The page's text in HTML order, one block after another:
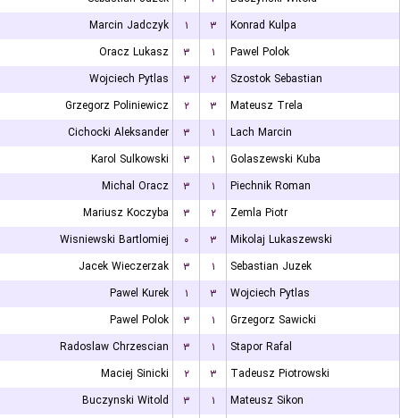
Marcin Jadczyk
۱ ۳
Konrad Kulpa
Oracz Lukasz
۳ ۱
Pawel Polok
Wojciech Pytlas
۳ ۲
Szostok Sebastian
Grzegorz Poliniewicz
۲ ۳
Mateusz Trela
Cichocki Aleksander
۳ ۱
Lach Marcin
Karol Sulkowski
۳ ۱
Golaszewski Kuba
Michal Oracz
۳ ۱
Piechnik Roman
Mariusz Koczyba
۳ ۲
Zemla Piotr
Wisniewski Bartlomiej
۰ ۳
Mikolaj Lukaszewski
Jacek Wieczerzak
۳ ۱
Sebastian Juzek
Pawel Kurek
۱ ۳
Wojciech Pytlas
Pawel Polok
۳ ۱
Grzegorz Sawicki
Radoslaw Chrzescian
۳ ۱
Stapor Rafal
Maciej Sinicki
۲ ۳
Tadeusz Piotrowski
Buczynski Witold
۳ ۱
Mateusz Sikon